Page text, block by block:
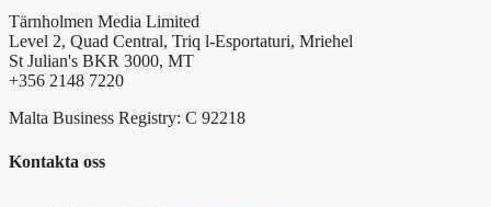
Tärnholmen Media Limited
Level 2, Quad Central, Triq l-Esportaturi, Mriehel
St Julian's BKR 3000, MT
+356 2148 7220
Malta Business Registry: C 92218
Kontakta oss